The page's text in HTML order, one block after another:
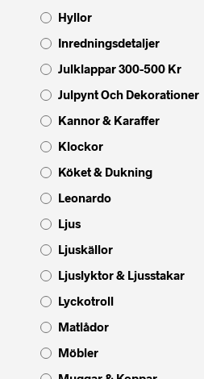
Hyllor
Inredningsdetaljer
Julklappar 300-500 Kr
Julpynt Och Dekorationer
Kannor & Karaffer
Klockor
Köket & Dukning
Leonardo
Ljus
Ljuskällor
Ljuslyktor & Ljusstakar
Lyckotroll
Matlådor
Möbler